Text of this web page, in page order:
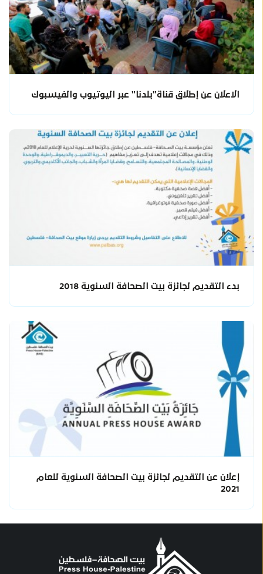
الاعلان عن إطلاق قناة"بلدنا" عبر اليوتيوب والفيسبوك
بدء التقديم لجائزة بيت الصحافة السنوية 2018
إعلان عن التقديم لجائزة بيت الصحافة السنوية للعام
2021